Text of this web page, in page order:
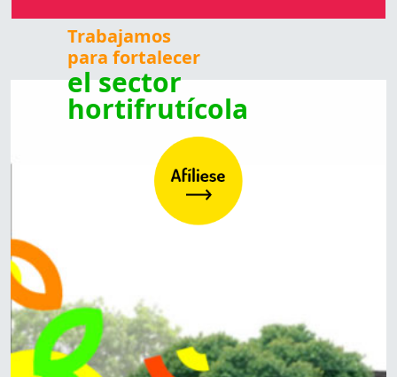
Trabajamos
para fortalecer
el sector
hortifrutícola